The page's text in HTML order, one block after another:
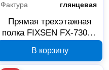
Фактура
глянцевая
Прямая трехэтажная
полка FIXSEN FX-730-3,
В корзину